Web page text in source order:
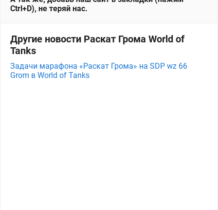
Ctrl+D), не теряй нас.
Другие новости Раскат Грома World of
Tanks
Задачи марафона «Раскат Грома» на SDP wz 66
Grom в World of Tanks